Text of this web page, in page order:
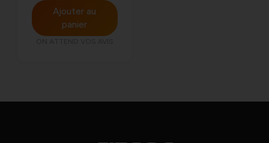
Ajouter au
panier